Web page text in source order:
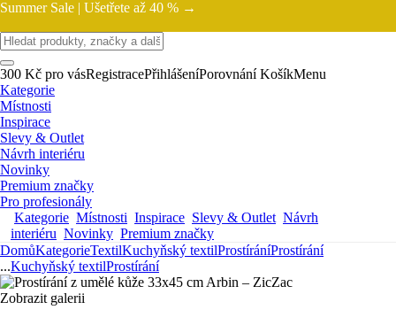
Summer Sale | Ušetřete až 40 % →
300 Kč pro vásRegistracePřihlášeníPorovnání KošíkMenu
Kategorie
Místnosti
Inspirace
Slevy & Outlet
Návrh interiéru
Novinky
Premium značky
Pro profesionály
Kategorie Místnosti Inspirace Slevy & Outlet Návrh
interiéru Novinky Premium značky
DomůKategorieTextilKuchyňský textilProstíráníProstírání
...Kuchyňský textilProstírání
Zobrazit galerii